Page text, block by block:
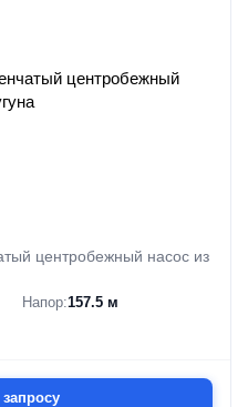
центробежный насос из
Напор:157.5 м